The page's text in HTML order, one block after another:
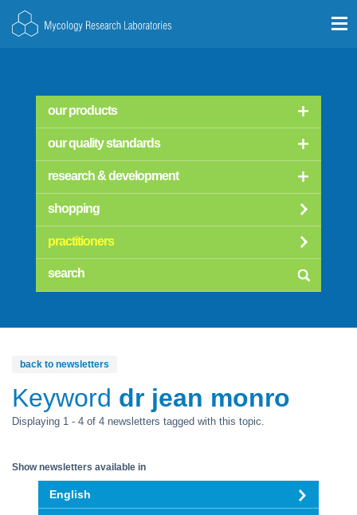
our products
our quality standards
research & development
shopping
practitioners
Keyword dr jean monro
back to newsletters
Displaying 1 - 4 of 4 newsletters tagged with this topic.
Show newsletters available in
English